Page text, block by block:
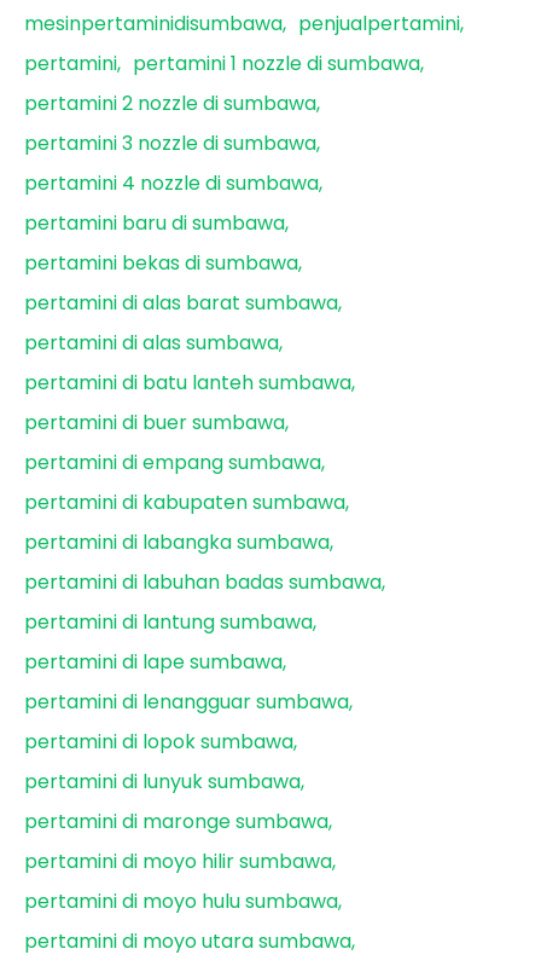
mesinpertaminidisumbawa
penjualpertamini
pertamini
pertamini 1 nozzle di sumbawa
pertamini 2 nozzle di sumbawa
pertamini 3 nozzle di sumbawa
pertamini 4 nozzle di sumbawa
pertamini baru di sumbawa
pertamini bekas di sumbawa
pertamini di alas barat sumbawa
pertamini di alas sumbawa
pertamini di batu lanteh sumbawa
pertamini di buer sumbawa
pertamini di empang sumbawa
pertamini di kabupaten sumbawa
pertamini di labangka sumbawa
pertamini di labuhan badas sumbawa
pertamini di lantung sumbawa
pertamini di lape sumbawa
pertamini di lenangguar sumbawa
pertamini di lopok sumbawa
pertamini di lunyuk sumbawa
pertamini di maronge sumbawa
pertamini di moyo hilir sumbawa
pertamini di moyo hulu sumbawa
pertamini di moyo utara sumbawa